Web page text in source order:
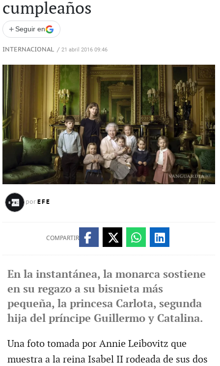
cumpleaños
+ Seguir en
INTERNACIONAL / 21 abril 2016 09:46
por EFE
COMPARTIR
En la instantánea, la monarca sostiene
en su regazo a su bisnieta más
pequeña, la princesa Carlota, segunda
hija del príncipe Guillermo y Catalina.
Una foto tomada por Annie Leibovitz que
muestra a la reina Isabel II rodeada de sus dos